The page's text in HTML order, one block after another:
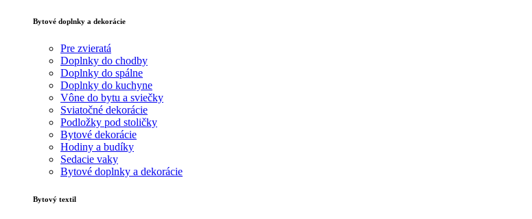
Bytové doplnky a dekorácie
Pre zvieratá
Doplnky do chodby
Doplnky do spálne
Doplnky do kuchyne
Vône do bytu a sviečky
Sviatočné dekorácie
Podložky pod stoličky
Bytové dekorácie
Hodiny a budíky
Sedacie vaky
Bytové doplnky a dekorácie
Bytový textil